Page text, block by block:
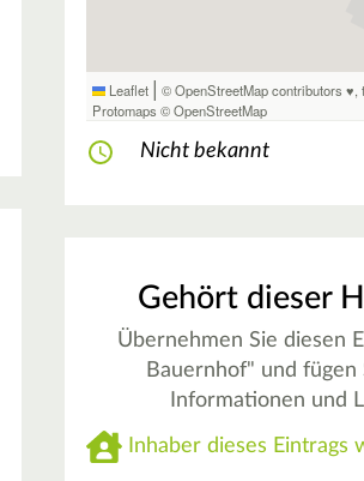
Leaflet | © OpenStreetMap contributors ♥,
Protomaps ©OpenStreetMap
Nicht bekannt
Gehört dieser
Übernehmen Sie diesen
Bauernhof" und fügen
Informationen und
Inhaber dieses Eintrags